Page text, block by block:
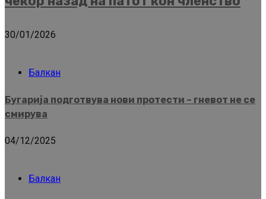
30/01/2026
Балкан
Бугарија подготвува нови протести – гневот не се
смирува
04/12/2025
Балкан